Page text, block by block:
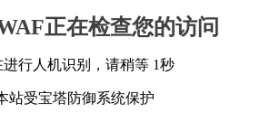
正在检查您的访问
进行人机识别，请稍等 1秒
站受宝塔防御系统保护